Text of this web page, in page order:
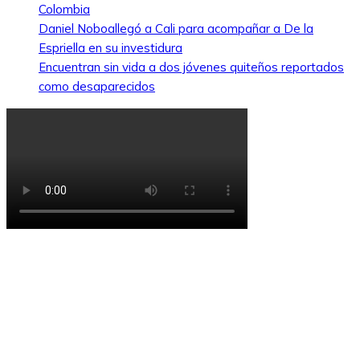
Colombia
Daniel Noboallegó a Cali para acompañar a De la
Espriella en su investidura
Encuentran sin vida a dos jóvenes quiteños reportados
como desaparecidos